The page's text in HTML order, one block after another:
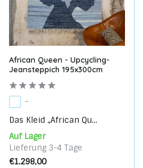
African Queen - Upcycling-
Jeansteppich 195x300cm
-
Das Kleid „African Qu...
Auf Lager
Lieferung 3-4 Tage
€1.298,00